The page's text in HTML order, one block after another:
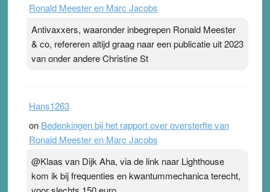
Ronald Meester en Marc Jacobs
Antivaxxers, waaronder inbegrepen Ronald Meester
& co, refereren altijd graag naar een publicatie uit 2023
van onder andere Christine St
Hans1263
on Bedenkingen bij het rapport over oversterfte van
Ronald Meester en Marc Jacobs
@Klaas van Dijk Aha, via de link naar Lighthouse
kom ik bij frequenties en kwantummechanica terecht,